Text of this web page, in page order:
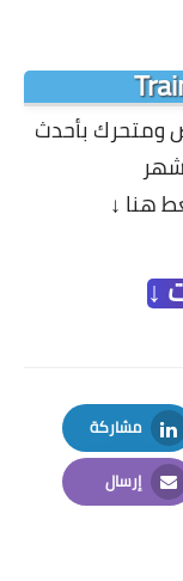
ومتحرك بأحدث
هنا ↓
↓
مشاركة
LinkedIn
إرسال
Email